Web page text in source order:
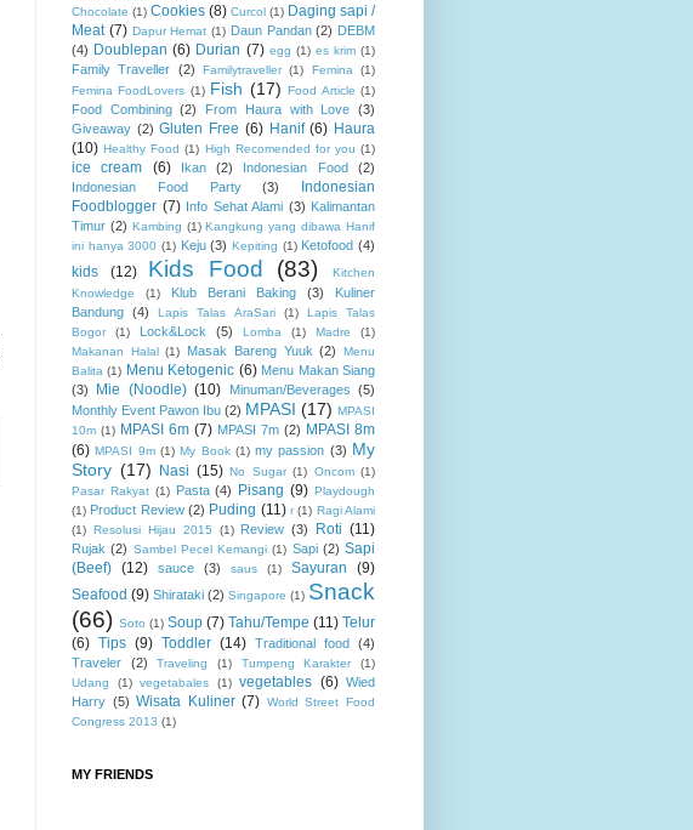
Chocolate (1) Cookies (8) Curcol (1) Daging sapi /
Meat (7) Dapur Hemat (1) Daun Pandan (2) DEBM
(4) Doublepan (6) Durian (7) egg (1) es krim (1)
Family Traveller (2) Familytraveller (1) Femina
(1)
Femina FoodLovers (1) Fish (17) Food Article (1)
Food Combining (2) From Haura with Love (3)
Giveaway (2) Gluten Free (6) Hanif (6) Haura
(10) Healthy Food (1) High Recomended for you (1)
ice cream (6) Ikan (2) Indonesian Food
(2)
Indonesian Food Party
(3)
Indonesian
Foodblogger (7) Info Sehat Alami (3) Kalimantan
Timur (2) Kambing (1) Kangkung yang dibawa Hanif
ini hanya 3000 (1) Keju (3) Kepiting (1) Ketofood (4)
kids (12) Kids Food (83)
Kitchen
Knowledge
(1) Klub Berani Baking (3)
Kuliner
Bandung (4) Lapis Talas AraSari (1)
Lapis Talas
Bogor
(1) Lock&Lock (5) Lomba (1) Madre
(1)
Makanan Halal (1) Masak Bareng Yuuk (2)
Menu
Balita (1) Menu Ketogenic (6) Menu Makan Siang
(3)
Mie (Noodle) (10) Minuman/Beverages (5)
Monthly Event Pawon Ibu (2) MPASI (17) MPASI
10m (1) MPASI 6m (7) MPASI 7m (2) MPASI 8m
(6) MPASI 9m (1) My Book (1) my passion (3) My
Story (17) Nasi (15) No Sugar (1) Oncom (1)
Pasar Rakyat (1) Pasta (4) Pisang (9) Playdough
(1) Product Review (2) Puding (11) r (1) Ragi Alami
(1) Resolusi Hijau 2015 (1) Review (3) Roti (11)
Rujak (2) Sambel Pecel Kemangi (1) Sapi (2) Sapi
(Beef) (12) sauce (3) saus (1) Sayuran
(9)
Seafood (9) Shirataki (2) Singapore (1) Snack
(66) Soto (1) Soup (7) Tahu/Tempe (11) Telur
(6) Tips (9) Toddler (14) Traditional food (4)
Traveler
(2) Traveling (1) Tumpeng Karakter
(1)
Udang
(1) vegetabales (1) vegetables (6) Wied
Harry (5) Wisata Kuliner (7) World Street Food
Congress 2013 (1)
MY FRIENDS